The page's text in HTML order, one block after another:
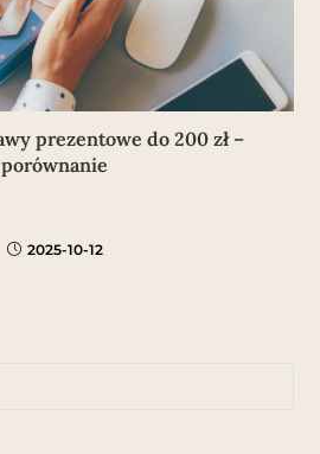
prezentowe do 200 zł –
porównanie
2025-10-12